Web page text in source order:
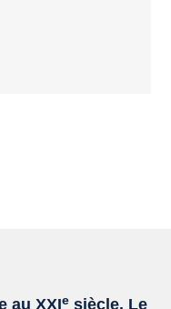
au XXIe siècle. Le